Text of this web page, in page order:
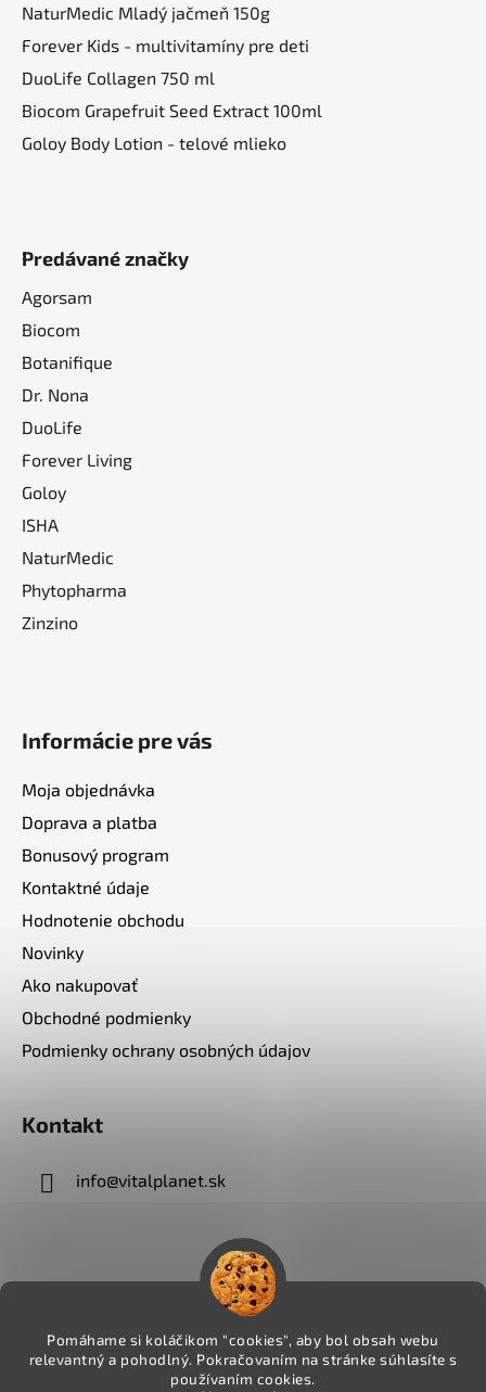
Pomáhame si koláčikom "cookies", aby bol obsah webu
relevantný a pohodlný. Pokračovaním na stránke súhlasíte s
používaním cookies.
NaturMedic Mladý jačmeň 150g
Forever Kids - multivitamíny pre deti
DuoLife Collagen 750 ml
Biocom Grapefruit Seed Extract 100ml
Goloy Body Lotion - telové mlieko
Predávané značky
Agorsam
Biocom
Botanifique
Dr. Nona
DuoLife
Forever Living
Goloy
ISHA
NaturMedic
Phytopharma
Zinzino
Informácie pre vás
Moja objednávka
Doprava a platba
Bonusový program
Kontaktné údaje
Hodnotenie obchodu
Novinky
Ako nakupovať
Obchodné podmienky
Podmienky ochrany osobných údajov
Kontakt
info@vitalplanet.sk